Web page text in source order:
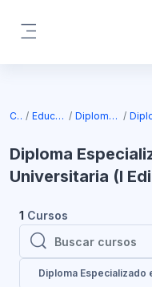
Cursos Educación continua Diplomados IUDY & IINEJ
Diploma
Universitaria (I
1 Cursos
Buscar cursos
Buscar cursos
Diploma Especializado